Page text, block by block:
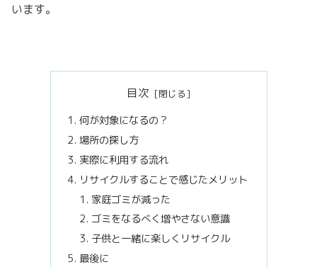
います。
目次
何が対象になるの？
場所の探し方
実際に利用する流れ
リサイクルすることで感じたメリット
家庭ゴミが減った
ゴミをなるべく増やさない意識
子供と一緒に楽しくリサイクル
最後に